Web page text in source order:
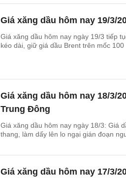
Giá xăng dầu hôm nay 19/3/
Giá xăng dầu hôm nay ngày 19/3 tiếp
kéo dài, giữ giá dầu Brent trên mốc 100
Giá xăng dầu hôm nay 18/3/
Trung Đông
Giá xăng dầu hôm nay ngày 18/3: Giá
thang, làm dấy lên lo ngại gián đoạn
Giá xăng dầu hôm nay 17/3/